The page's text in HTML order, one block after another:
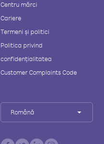
Centru mărci
Cariere
Termeni și politici
Politica privind
confidențialitatea
Customer Complaints Code
Română